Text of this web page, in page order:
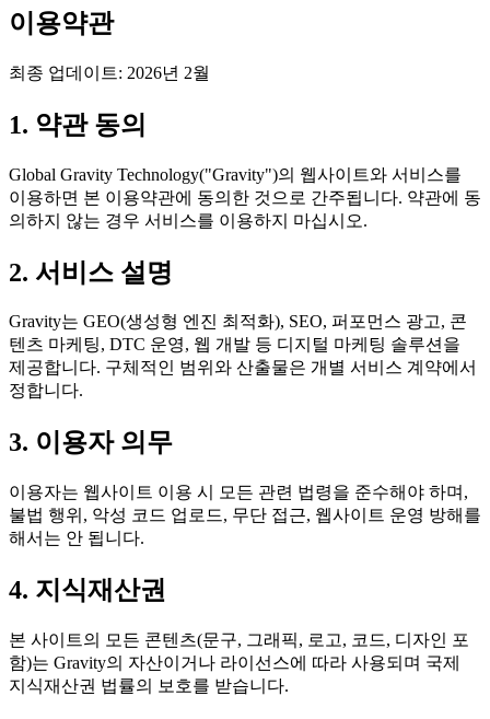
이용약관
최종 업데이트: 2026년 2월
1. 약관 동의
Global Gravity Technology("Gravity")의 웹사이트와 서비스를
이용하면 본 이용약관에 동의한 것으로 간주됩니다. 약관에 동
의하지 않는 경우 서비스를 이용하지 마십시오.
2. 서비스 설명
Gravity는 GEO(생성형 엔진 최적화), SEO, 퍼포먼스 광고, 콘
텐츠 마케팅, DTC 운영, 웹 개발 등 디지털 마케팅 솔루션을
제공합니다. 구체적인 범위와 산출물은 개별 서비스 계약에서
정합니다.
3. 이용자 의무
이용자는 웹사이트 이용 시 모든 관련 법령을 준수해야 하며,
불법 행위, 악성 코드 업로드, 무단 접근, 웹사이트 운영 방해를
해서는 안 됩니다.
4. 지식재산권
본 사이트의 모든 콘텐츠(문구, 그래픽, 로고, 코드, 디자인 포
함)는 Gravity의 자산이거나 라이선스에 따라 사용되며 국제
지식재산권 법률의 보호를 받습니다.